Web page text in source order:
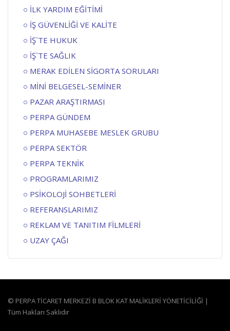
İLK YARDIM EĞİTİMİ
İŞ GÜVENLİĞİ VE KALİTE
İŞ`TE HUKUK
İŞ`TE SAĞLIK
MERAK EDİLEN SİGORTA SORULARI
MİNİ BELGESEL-SEMİNER
PAZAR ARAŞTIRMASI
PERPA GÜNDEM
PERPA MUHASEBE MESLEK GRUBU
PERPA SEKTÖR
PERPA TEKNİK
PROGRAMLARIMIZ
PSİKOLOJİ SOHBETLERİ
REFERANSLARIMIZ
REKLAM VE TANITIM FİLMLERİ
UZAY ÇAĞI
© PERPA TİCARET MERKEZİ B BLOK KAT MALİKLERİ YÖNETİCİLİĞİ |
Tüm Hakları Saklıdır